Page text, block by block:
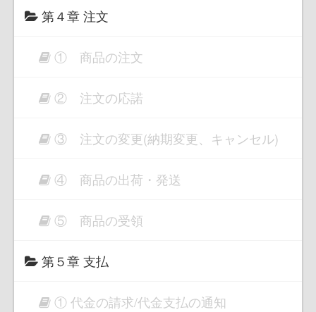
第４章 注文
① 商品の注文
② 注文の応諾
③ 注文の変更(納期変更、キャンセル)
④ 商品の出荷・発送
⑤ 商品の受領
第５章 支払
① 代金の請求/代金支払の通知